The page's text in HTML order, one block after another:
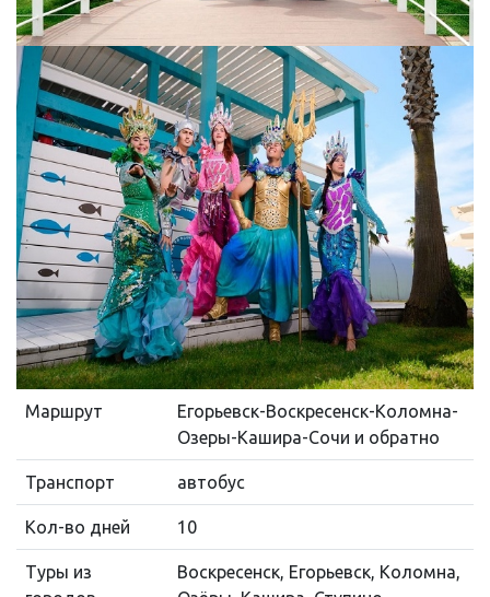
Маршрут
Егорьевск-Воскресенск-Коломна-
Озеры-Кашира-Сочи и обратно
Транспорт автобус
Кол-во дней 10
Туры из
Воскресенск, Егорьевск, Коломна,